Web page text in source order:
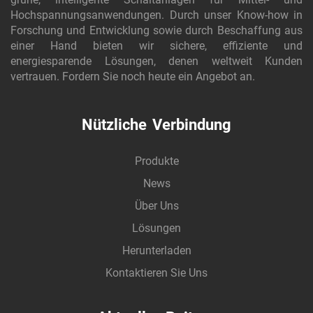
Hochspannungsanwendungen. Durch unser Know-how in
Forschung und Entwicklung sowie durch Beschaffung aus
einer Hand bieten wir sichere, effiziente und
energiesparende Lösungen, denen weltweit Kunden
vertrauen. Fordern Sie noch heute ein Angebot an.
Nützliche Verbindung
Produkte
News
Über Uns
Lösungen
Herunterladen
Kontaktieren Sie Uns